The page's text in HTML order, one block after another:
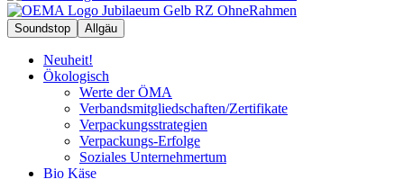
Soundstop Allgäu
Neuheit!
Ökologisch
Werte der ÖMA
Verbandsmitgliedschaften/Zertifikate
Verpackungsstrategien
Verpackungs-Erfolge
Soziales Unternehmertum
Bio Käse